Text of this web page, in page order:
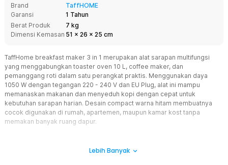
Brand
TaffHOME
Garansi
1 Tahun
Berat Produk
7 kg
Dimensi Kemasan 51 x 26 x 25 cm
TaffHome breakfast maker 3 in 1 merupakan alat sarapan multifungsi
yang menggabungkan toaster oven 10 L, coffee maker, dan
pemanggang roti dalam satu perangkat praktis. Menggunakan daya
1050 W dengan tegangan 220 - 240 V dan EU Plug, alat ini mampu
memanaskan makanan dan menyeduh kopi dengan cepat untuk
kebutuhan sarapan harian. Desain compact warna hitam membuatnya
cocok digunakan di rumah, apartemen, maupun kamar kost tanpa
memakan banyak ruang dapur.
Lebih Banyak